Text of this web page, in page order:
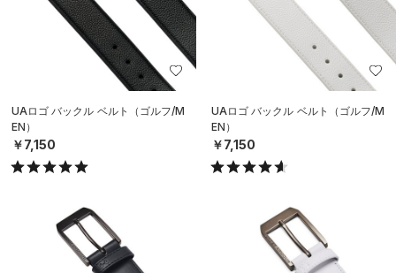
UAロゴ バックル ベルト（ゴルフ/M
EN）
￥7,150
UAロゴ バックル ベルト（ゴルフ/M
EN）
￥7,150